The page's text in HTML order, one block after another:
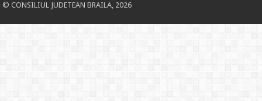
© CONSILIUL JUDETEAN BRAILA, 2026